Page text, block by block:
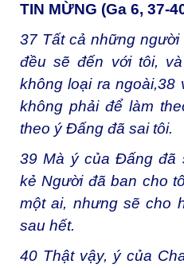
TIN MỪNG (Ga 6, 37-
37 Tất cả những
đều sẽ đến với tôi,
không loại ra ngoài,38
không phải để làm
theo ý Đấng đã sai tôi.
39 Mà ý của Đấng đã
kẻ Người đã ban cho
một ai, nhưng sẽ cho
sau hết.
40 Thật vậy, ý của